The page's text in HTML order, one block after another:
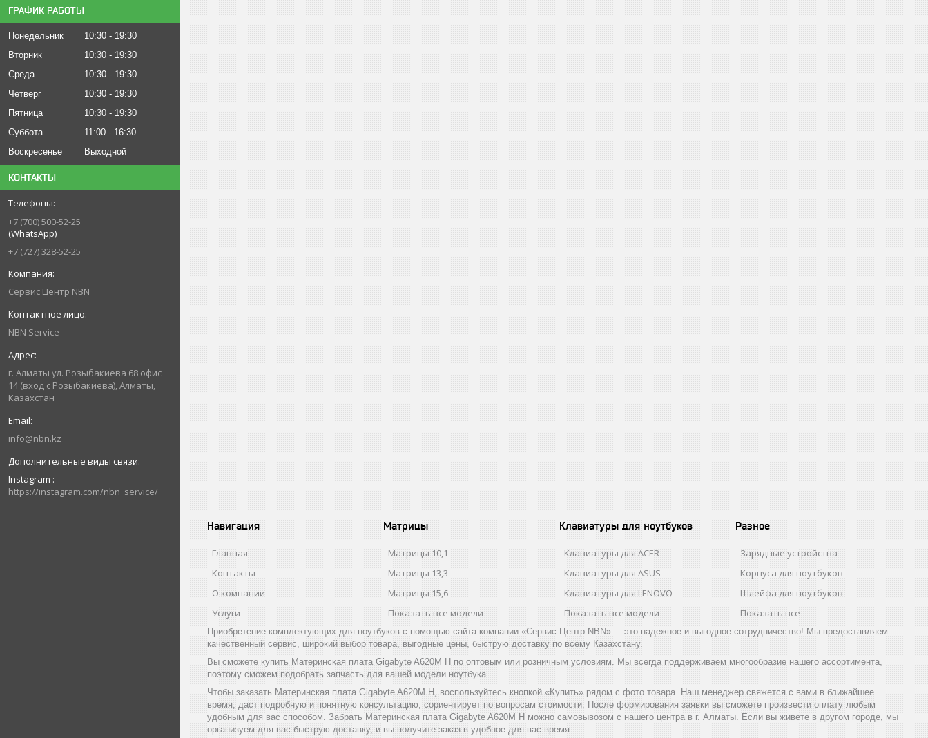
ГРАФИК РАБОТЫ
Понедельник 10:30
19:30
Вторник
10:30
19:30
Среда
10:30
19:30
Четверг
10:30
19:30
Пятница
10:30
19:30
Суббота
11:00
16:30
Воскресенье
Выходной
КОНТАКТЫ
+7 (700) 500-52-25
(WhatsApp)
+7 (727) 328-52-25
Сервис Центр NBN
NBN Service
г. Алматы ул. Розыбакиева 68 офис
14 (вход с Розыбакиева), Алматы,
Казахстан
info@nbn.kz
Instagram
https://instagram.com/nbn_service/
Навигация
Главная
Контакты
О компании
Услуги
Матрицы
Матрицы 10,1
Матрицы 13,3
Матрицы 15,6
Показать все модели
Клавиатуры для ноутбуков
Клавиатуры для ACER
Клавиатуры для ASUS
Клавиатуры для LENOVO
Показать все модели
Разное
Зарядные устройства
Корпуса для ноутбуков
Шлейфа для ноутбуков
Показать все
Приобретение комплектующих для ноутбуков с помощью сайта компании «Сервис Центр NBN» – это надежное и выгодное сотрудничество! Мы предоставляем
качественный сервис, широкий выбор товара, выгодные цены, быструю доставку по всему Казахстану.
Вы сможете купить Материнская плата Gigabyte A620M H по оптовым или розничным условиям. Мы всегда поддерживаем многообразие нашего ассортимента,
поэтому сможем подобрать запчасть для вашей модели ноутбука.
Чтобы заказать Материнская плата Gigabyte A620M H, воспользуйтесь кнопкой «Купить» рядом с фото товара. Наш менеджер свяжется с вами в ближайшее
время, даст подробную и понятную консультацию, сориентирует по вопросам стоимости. После формирования заявки вы сможете произвести оплату любым
удобным для вас способом. Забрать Материнская плата Gigabyte A620M H можно самовывозом с нашего центра в г. Алматы. Если вы живете в другом городе, мы
организуем для вас быструю доставку, и вы получите заказ в удобное для вас время.